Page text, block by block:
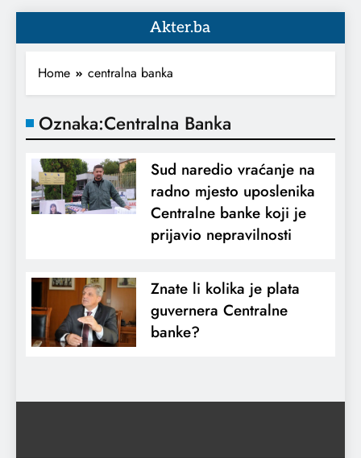
Akter.ba
Home centralna banka
Oznaka:Centralna Banka
Sud naredio vraćanje na
radno mjesto uposlenika
Centralne banke koji je
prijavio nepravilnosti
Znate li kolika je plata
guvernera Centralne
banke?